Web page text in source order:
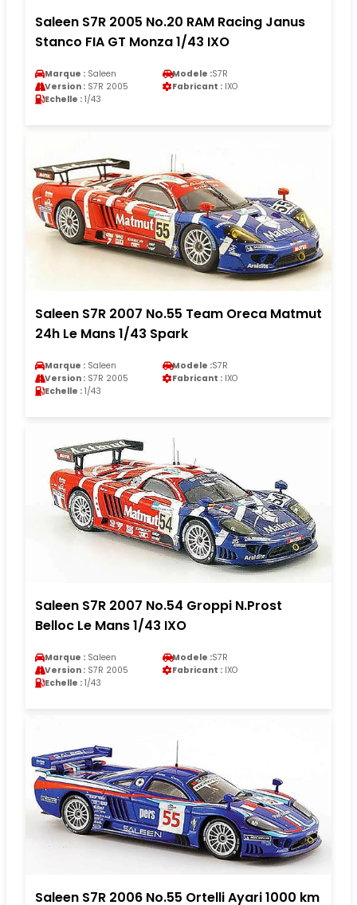
Saleen S7R 2005 No.20 RAM Racing Janus
Stanco FIA GT Monza 1/43 IXO
Marque : Saleen Modele :S7R
Version : S7R 2005 Fabricant : IXO
Echelle : 1/43
Saleen S7R 2007 No.55 Team Oreca Matmut
24h Le Mans 1/43 Spark
Marque : Saleen Modele :S7R
Version : S7R 2005 Fabricant : IXO
Echelle : 1/43
Saleen S7R 2007 No.54 Groppi N.Prost
Belloc Le Mans 1/43 IXO
Marque : Saleen Modele :S7R
Version : S7R 2005 Fabricant : IXO
Echelle : 1/43
Saleen S7R 2006 No.55 Ortelli Ayari 1000 km